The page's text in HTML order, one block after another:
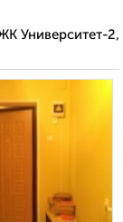
Университет-2,